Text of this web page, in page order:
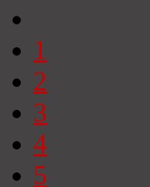
1
2
3
4
5